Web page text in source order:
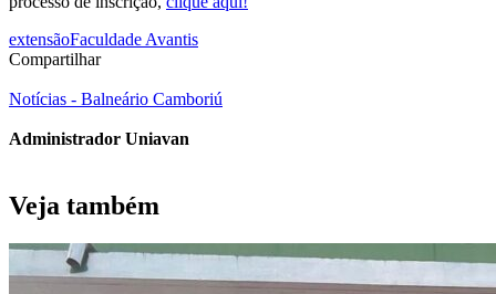
extensãoFaculdade Avantis
Compartilhar
Notícias - Balneário Camboriú
Administrador Uniavan
Veja também